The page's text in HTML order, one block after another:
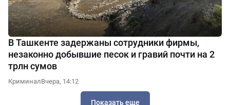
В Ташкенте задержаны сотрудники фирмы,
незаконно добывшие песок и гравий почти на 2
трлн сумов
КриминалВчера, 14:12
Показать еще